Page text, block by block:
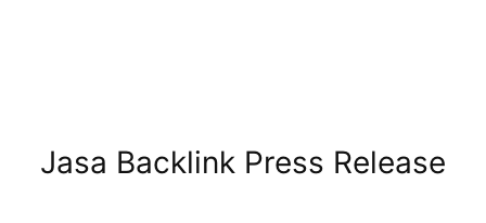
Jasa Backlink Press Release